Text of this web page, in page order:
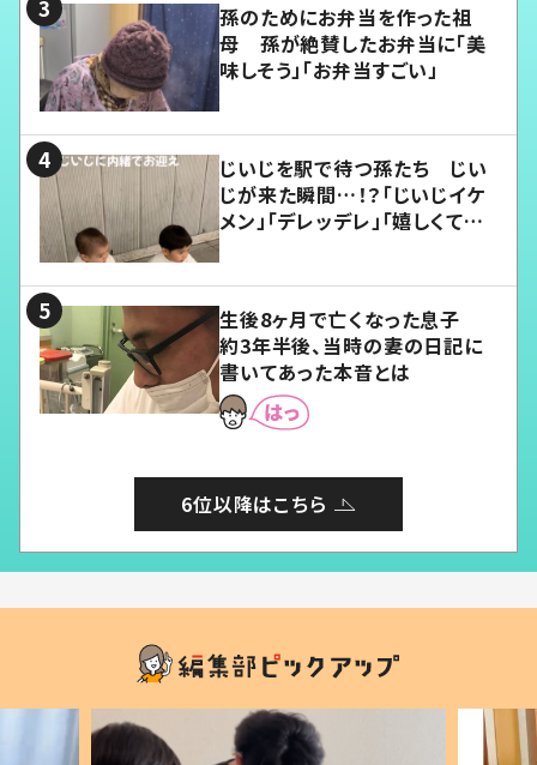
孫のためにお弁当を作った祖
母 孫が絶賛したお弁当に「美
味しそう」「お弁当すごい」
じいじを駅で待つ孫たち じい
じが来た瞬間…！？「じいじイケ
メン」「デレッデレ」「嬉しくて可
生後8ヶ月で亡くなった息子
約3年半後、当時の妻の日記に
書いてあった本音とは
6位以降はこちら